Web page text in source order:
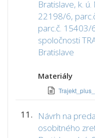
Bratislave, k.
22198/6,
parc.č. 15403/
spoločnosti
Bratislave
Materiály
11.
Návrh na
osobitného